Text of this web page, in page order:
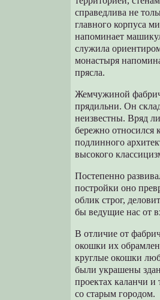
справедлива не
главного корпуса
напоминает
служила
монастыря
прясла.
Жемчужиной
прядильни. Он
неизвестны. Вряд
бережно относился
подлинного
высокого
Постепенно
постройки оно
облик строг,
бы ведущие нас от
В отличие от
окошки их
круглые окошки
были украшены
проектах каланчи
со старым городом.